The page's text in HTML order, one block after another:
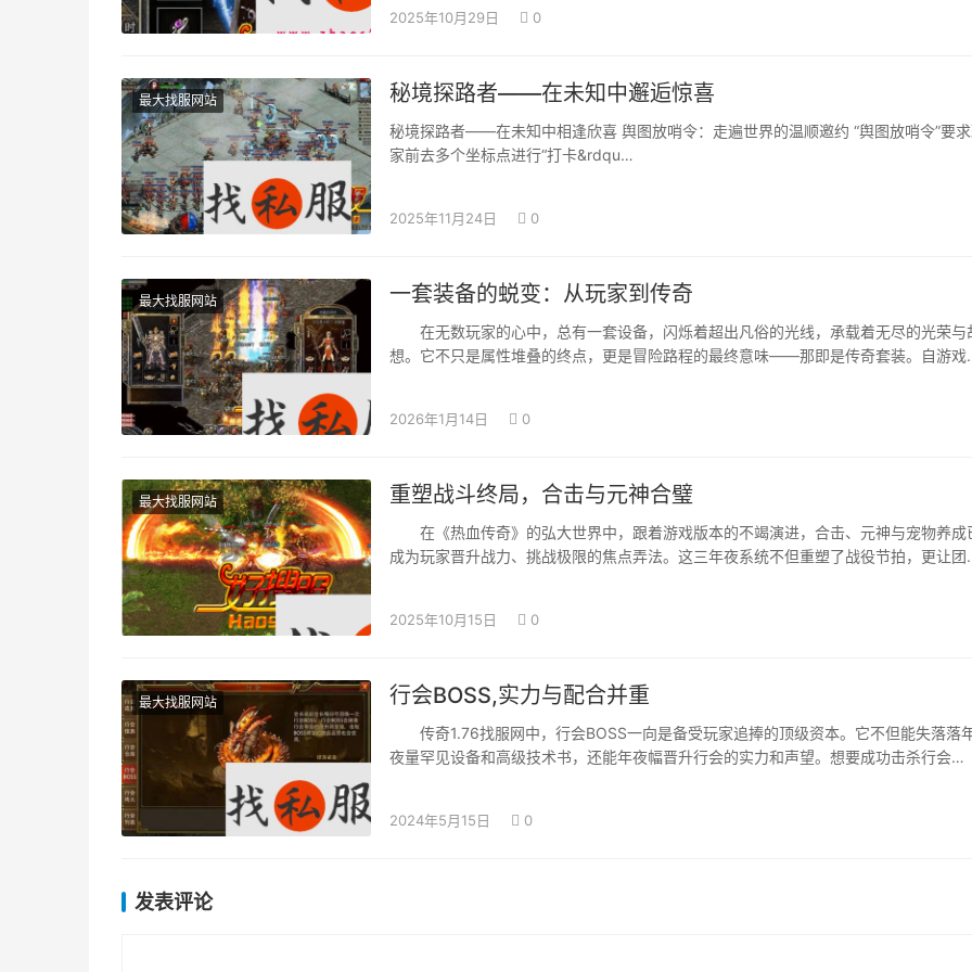
2025年10月29日 0
最大找服网站 秘境探路者——在未知中邂逅惊喜
秘境探路者——在未知中相逢欣喜 舆图放哨令：走遍世界的温顺邀约 “舆图放哨令”要
家前去多个坐标点进行“打卡&rdqu…
2025年11月24日 0
最大找服网站 一套装备的蜕变：从玩家到传奇
在无数玩家的心中，总有一套设备，闪烁着超出凡俗的光线，承载着无尽的光荣与
想。它不只是属性堆叠的终点，更是冒险路程的最终意味——那即是传奇套装。自游戏
2026年1月14日 0
最大找服网站 重塑战斗终局，合击与元神合璧
在《热血传奇》的弘大世界中，跟着游戏版本的不竭演进，合击、元神与宠物养成
成为玩家晋升战力、挑战极限的焦点弄法。这三年夜系统不但重塑了战役节拍，更让团
2025年10月15日 0
最大找服网站 行会BOSS,实力与配合并重
传奇1.76找服网中，行会BOSS一向是备受玩家追捧的顶级资本。它不但能失落落
夜量罕见设备和高级技术书，还能年夜幅晋升行会的实力和声望。想要成功击杀行会
2024年5月15日 0
发表评论